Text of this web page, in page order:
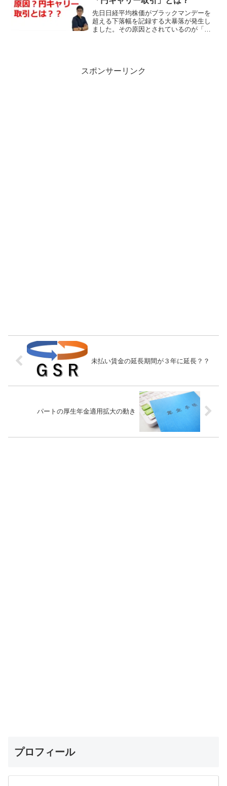
先日日経平均株価がブラックマンデーを
超える下落幅を記録する大暴落が発生し
ました。その原因とされているのが「円
スポンサーリンク
未払い賃金の延長期間が３年に延長？？
パートの厚生年金適用拡大の動き
プロフィール